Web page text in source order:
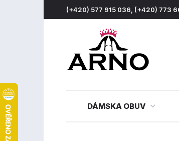
(+420) 577 915 036, (+420) 773
DÁMSKA OBUV